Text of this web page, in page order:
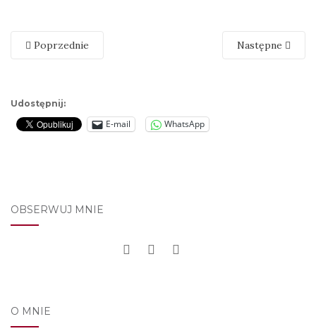
Poprzednie Następne
Udostępnij:
E-mail WhatsApp
OBSERWUJ MNIE
O MNIE